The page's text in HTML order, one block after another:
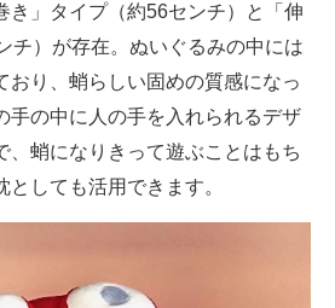
例
イト
」タイプ（約56センチ）と「伸
チ）が存在。ぬいぐるみの中には
おり、蛸らしい固めの質感になっ
手の中に人の手を入れられるデザ
、蛸になりきって遊ぶことはもち
しても活用できます。